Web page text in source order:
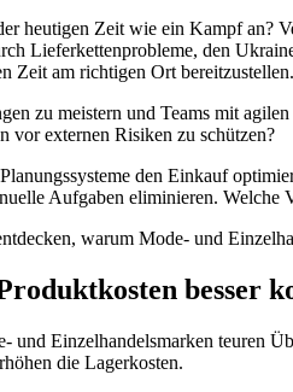
heutigen Zeit wie ein Kampf an?
Lieferkettenprobleme, den
Zeit am richtigen Ort bereitzustellen.
zu meistern und Teams mit
vor externen Risiken zu schützen?
den Einkauf
Aufgaben eliminieren.
warum Mode- und
besser
und Einzelhandelsmarken teuren
die Lagerkosten.